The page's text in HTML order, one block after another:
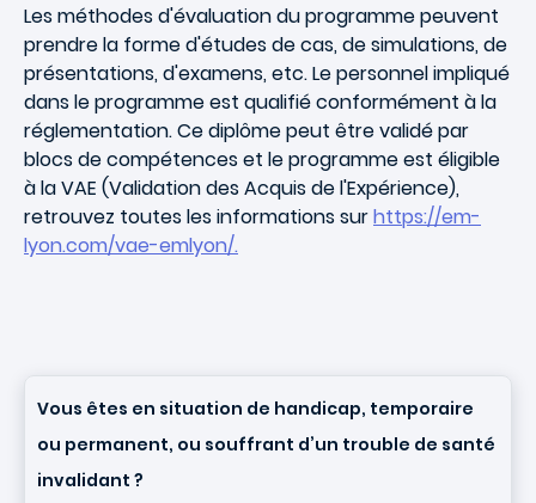
Les méthodes d'évaluation du programme peuvent
prendre la forme d'études de cas, de simulations, de
présentations, d'examens, etc. Le personnel impliqué
dans le programme est qualifié conformément à la
réglementation. Ce diplôme peut être validé par
blocs de compétences et le programme est éligible
à la VAE (Validation des Acquis de l'Expérience),
retrouvez toutes les informations surhttps://em-
lyon.com/vae-emlyon/.
Vous êtes en situation de handicap, temporaire
ou permanent, ou souffrant d’un trouble de santé
invalidant ?